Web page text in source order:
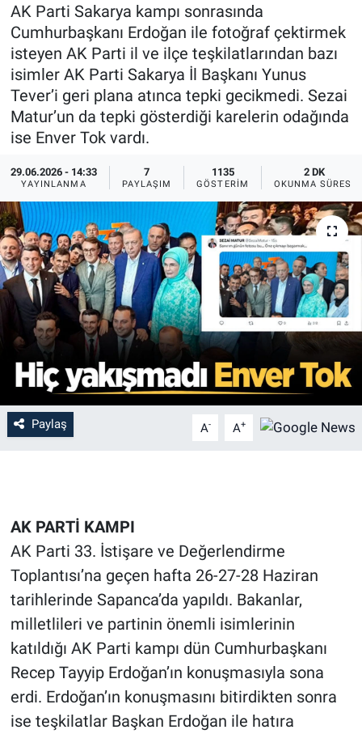
AK Parti Sakarya kampı sonrasında
Cumhurbaşkanı Erdoğan ile fotoğraf çektirmek
isteyen AK Parti il ve ilçe teşkilatlarından bazı
isimler AK Parti Sakarya İl Başkanı Yunus
Tever’i geri plana atınca tepki gecikmedi. Sezai
Matur’un da tepki gösterdiği karelerin odağında
ise Enver Tok vardı.
29.06.2026 - 14:33
YAYINLANMA
7
PAYLAŞIM
1135
GÖSTERIM
2 DK
OKUNMA SÜRESI
Paylaş A- A+
AK PARTİ KAMPI
AK Parti 33. İstişare ve Değerlendirme
Toplantısı’na geçen hafta 26-27-28 Haziran
tarihlerinde Sapanca’da yapıldı. Bakanlar,
milletlileri ve partinin önemli isimlerinin
katıldığı AK Parti kampı dün Cumhurbaşkanı
Recep Tayyip Erdoğan’ın konuşmasıyla sona
erdi. Erdoğan’ın konuşmasını bitirdikten sonra
ise teşkilatlar Başkan Erdoğan ile hatıra